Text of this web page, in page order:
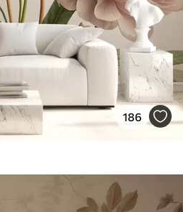
186